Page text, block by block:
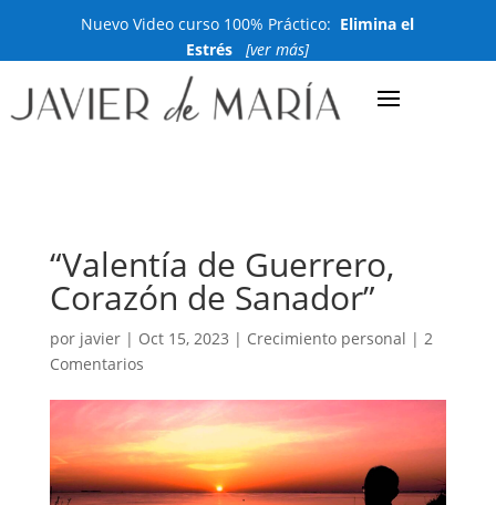
Nuevo Video curso 100% Práctico: Elimina el
Estrés
[ver más]
“Valentía de Guerrero,
Corazón de Sanador”
por javier| Oct 15, 2023 | Crecimiento personal | 2
Comentarios